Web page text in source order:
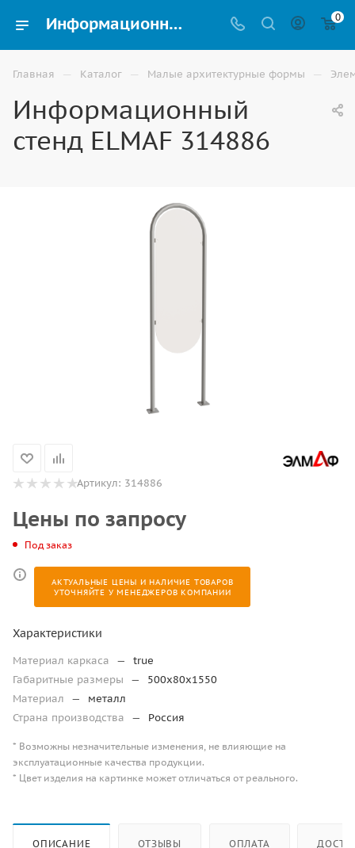
Информационный стенд ELMAF 314886 для благоустройства территории купить в Волгограде 0
Главная — Каталог — Малые архитектурные формы —
Информационный
стенд ELMAF 314886
Артикул: 314886
Цены по запросу
Под заказ
АКТУАЛЬНЫЕ ЦЕНЫ И НАЛИЧИЕ ТОВАРОВ
УТОЧНЯЙТЕ У МЕНЕДЖЕРОВ КОМПАНИИ
Характеристики
Материал каркаса —
true
Габаритные размеры
—
500х80х1550
Материал
—
металл
Страна производства
— Россия
* Возможны незначительные изменения, не влияющие на
эксплуатационные качества продукции.
* Цвет изделия на картинке может отличаться от реального.
ОПИСАНИЕ ОТЗЫВЫ ОПЛАТА